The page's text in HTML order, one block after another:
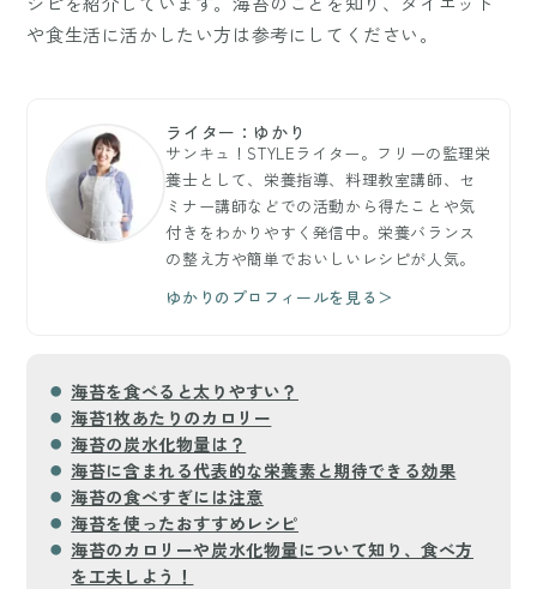
や食生活に活かしたい方は参考にしてください。
ライター：ゆかり
サンキュ！STYLEライター。フリーの監理栄
養士として、栄養指導、料理教室講師、セ
ミナー講師などでの活動から得たことや気
付きをわかりやすく発信中。栄養バランス
の整え方や簡単でおいしいレシピが人気。
ゆかりのプロフィールを見る＞
海苔を食べると太りやすい？
海苔1枚あたりのカロリー
海苔の炭水化物量は？
海苔に含まれる代表的な栄養素と期待できる効果
海苔の食べすぎには注意
海苔を使ったおすすめレシピ
海苔のカロリーや炭水化物量について知り、食べ方
を工夫しよう！